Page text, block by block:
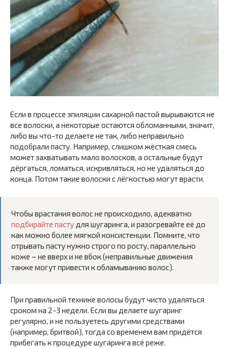
Если в процессе эпиляции сахарной пастой вырываются не
все волоски, а некоторые остаются обломанными, значит,
либо вы что-то делаете не так, либо неправильно
подобрали пасту. Например, слишком жёсткая смесь
может захватывать мало волосков, а остальные будут
дёргаться, ломаться, искривляться, но не удаляться до
конца. Потом такие волоски с лёгкостью могут врасти.
Чтобы врастания волос не происходило, адекватно
подбирайте пасту для шугаринга, и разогревайте её до
как можно более мягкой консистенции. Помните, что
отрывать пасту нужно строго по росту, параллельно
коже – не вверх и не вбок (неправильные движения
также могут привести к обламыванию волос).
При правильной технике волосы будут чисто удаляться
сроком на 2-3 недели. Если вы делаете шугаринг
регулярно, и не пользуетесь другими средствами
(например, бритвой), тогда со временем вам придётся
прибегать к процедуре шугаринга всё реже.